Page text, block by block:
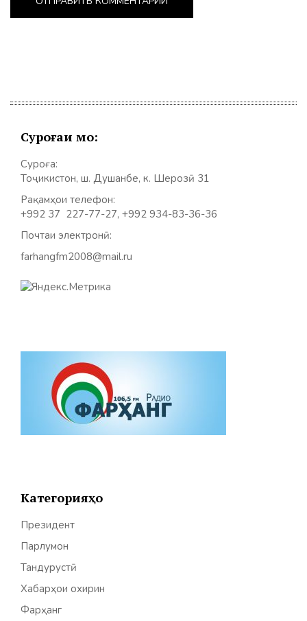
Суроғаи мо:
Суроға:
Тоҷикистон, ш. Душанбе, к. Шерозӣ 31
Рақамҳои телефон:
+992 37 227-77-27, +992 934-83-36-36
Почтаи электронӣ:
farhangfm2008@mail.ru
Категорияҳо
Президент
Парлумон
Тандурустӣ
Хабарҳои охирин
Фарҳанг